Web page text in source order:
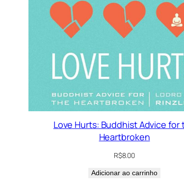
Love Hurts: Buddhist Advice for
Heartbroken
R$8.00
Adicionar ao carrinho